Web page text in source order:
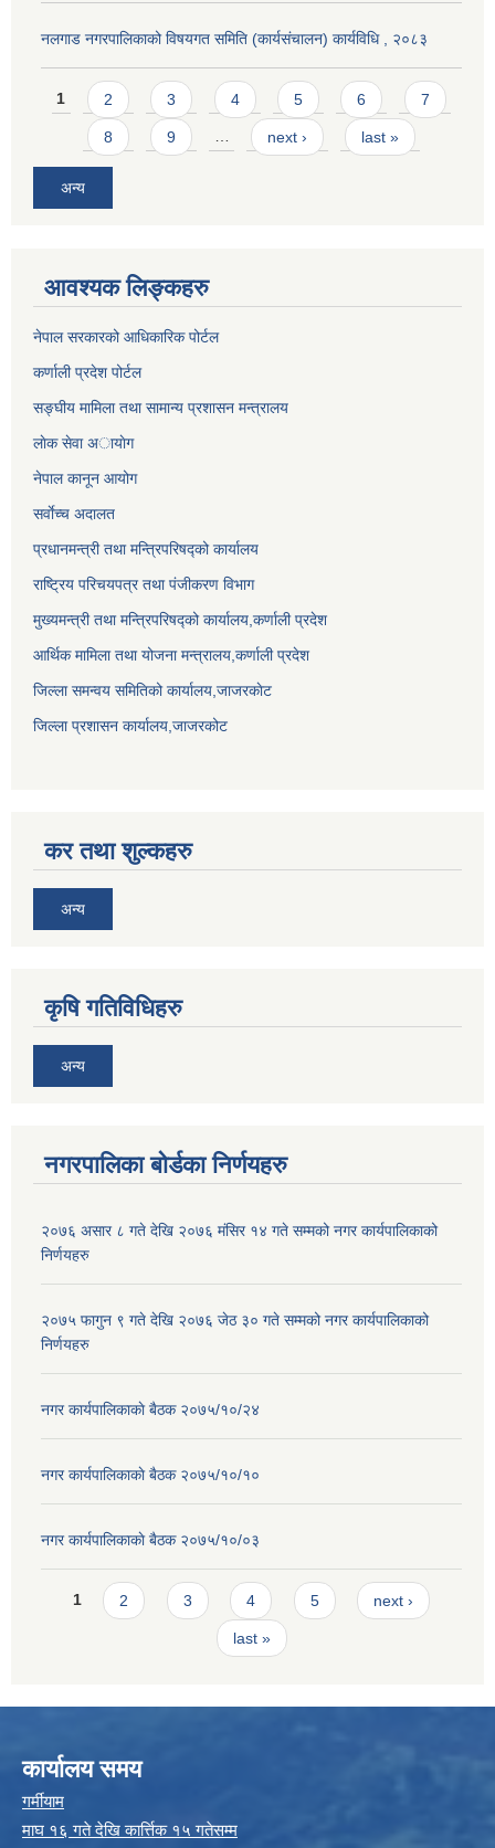
नलगाड नगरपालिकाको विषयगत समिति (कार्यसंचालन) कार्यविधि , २०८३
Pages
1 2 3 4 5 6 7
8 9 … next › last »
अन्य
आवश्यक लिङ्कहरु
नेपाल सरकारको आधिकारिक पोर्टल
कर्णाली प्रदेश पोर्टल
सङ्घीय मामिला तथा सामान्य प्रशासन मन्त्रालय
लाेक सेवा अायाेग
नेपाल कानून आयोग
सर्वाेच्च अदालत
प्रधानमन्त्री तथा मन्त्रिपरिषद्को कार्यालय
राष्ट्रिय परिचयपत्र तथा पंजीकरण विभाग
मुख्यमन्त्री तथा मन्त्रिपरिषद्को कार्यालय,कर्णाली प्रदेश
आर्थिक मामिला तथा योजना मन्त्रालय,कर्णाली प्रदेश
जिल्ला समन्वय समितिको कार्यालय,जाजरकाेट
जिल्ला प्रशासन कार्यालय,जाजरकोट
कर तथा शुल्कहरु
अन्य
कृषि गतिविधिहरु
अन्य
नगरपालिका बोर्डका निर्णयहरु
२०७६ असार ८ गते देखि २०७६ मंसिर १४ गते सम्मको नगर कार्यपालिकाको
निर्णयहरु
२०७५ फागुन ९ गते देखि २०७६ जेठ ३० गते सम्मको नगर कार्यपालिकाको
निर्णयहरु
नगर कार्यपालिकाकाे बैठक २०७५/१०/२४
नगर कार्यपालिकाकाे बैठक २०७५/१०/१०
नगर कार्यपालिकाकाे बैठक २०७५/१०/०३
Pages
1 2 3 4 5 next ›
last »
कार्यालय समय
गर्मीयाम
माघ १६ गते देखि कार्त्तिक १५ गतेसम्म